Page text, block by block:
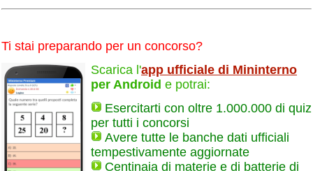
Ti stai preparando per un concorso?
Scarica l'app ufficiale di Mininterno
per Android e potrai:
Esercitarti con oltre 1.000.000 di quiz
per tutti i concorsi
Avere tutte le banche dati ufficiali
tempestivamente aggiornate
Centinaia di materie e di batterie di